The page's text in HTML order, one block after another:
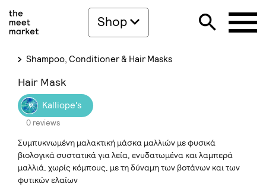
Shop
Shampoo, Conditioner & Hair Masks
Hair Mask
Kalliope's
0 reviews
Συμπυκνωμένη μαλακτική μάσκα μαλλιών με φυσικά
βιολογικά συστατικά για λεία, ενυδατωμένα και λαμπερά
μαλλιά, χωρίς κόμπους, με τη δύναμη των βοτάνων και των
φυτικών ελαίων